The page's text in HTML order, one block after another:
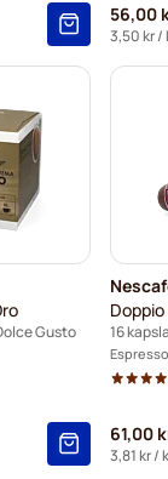
56,00
3,50 kr/
Gusto 16
Espresso
61,00
3,81 kr/